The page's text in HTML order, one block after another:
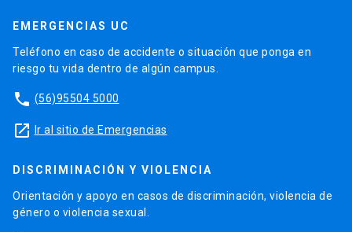
EMERGENCIAS UC
Teléfono en caso de accidente o situación que ponga en
riesgo tu vida dentro de algún campus.
phone (56)95504 5000
launch Ir al sitio de Emergencias
DISCRIMINACIÓN Y VIOLENCIA
Orientación y apoyo en casos de discriminación, violencia de
género o violencia sexual.